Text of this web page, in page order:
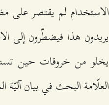
الاستخدام لم يقتصر على
يريدون هذا فيضطّرون إلى
يخلو من خروقات حين
العلّامة البحث في بيان آليّة